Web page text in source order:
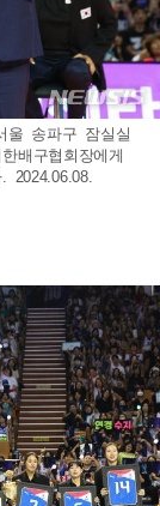
울 송파구 잠실실
배구협회장에게
2024.06.08.